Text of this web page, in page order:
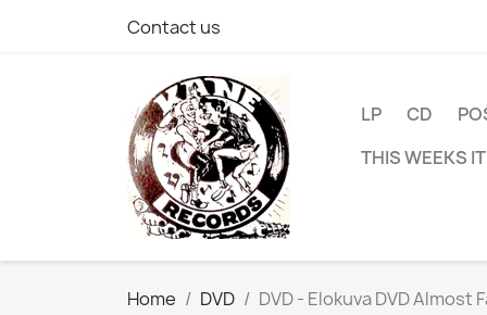
Contact us
LP CD
THIS WEEKS
Home DVD DVD - Elokuva DVD Almost